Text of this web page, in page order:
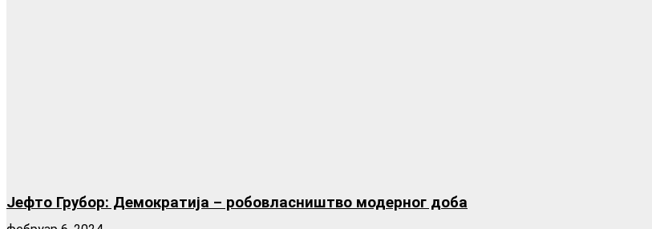
Јефто Грубор: Демократија – робовласништво модерног доба